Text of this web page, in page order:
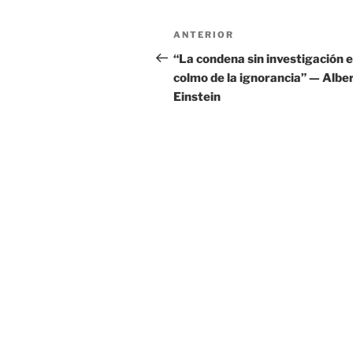
Navegación
de
entradas
Entrada
anterior:
ANTERIOR
“La condena sin investigación
colmo de la ignorancia” —
Einstein